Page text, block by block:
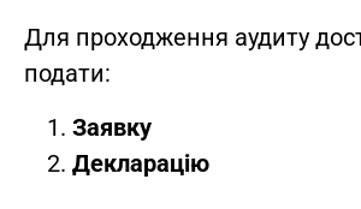
Для проходження аудиту
подати:
Заявку
Декларацію